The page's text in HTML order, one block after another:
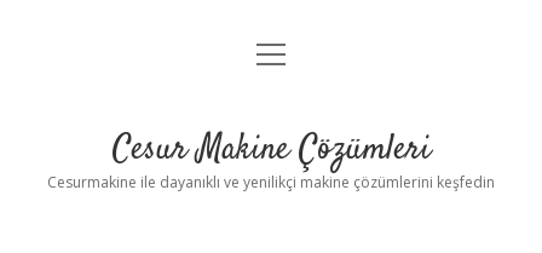
Anasayfa
Yasal Uyarı
menüyü
Cesur Makine Çözümleri
Cesurmakine ile dayanıklı ve yenilikçi makine çözümlerini keşfedin